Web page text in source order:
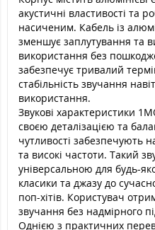
акустичні властивості та
насиченим. Кабель із
зменшує заплутування та
використання без
забезпечує тривалий
стабільність звучання
використання.
Звукові характеристики
своєю деталізацією та
чутливості забезпечують
та високі частоти. Такий
універсальною для будь-
класики та джазу до
поп-хітів. Користувач
звучання без надмірного
Однією з практичних